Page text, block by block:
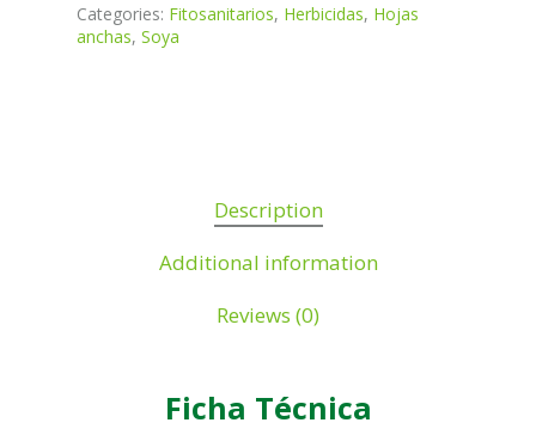
Categories: Fitosanitarios, Herbicidas, Hojas
anchas, Soya
Description
Additional information
Reviews (0)
Ficha Técnica